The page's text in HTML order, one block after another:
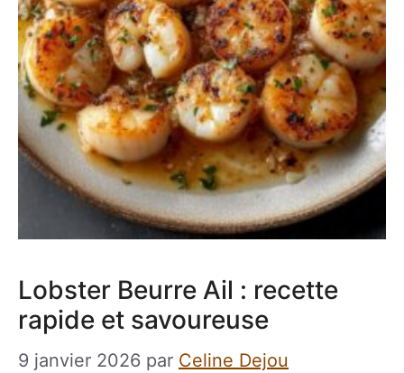
Lobster Beurre Ail : recette
rapide et savoureuse
9 janvier 2026 par Celine Dejou